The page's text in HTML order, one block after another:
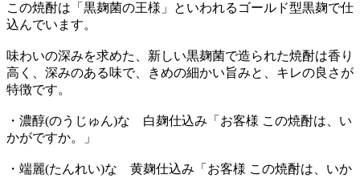
この焼酎は「黒麹菌の王様」といわれるゴールド型黒麹で仕
込んでいます。
味わいの深みを求めた、新しい黒麹菌で造られた焼酎は香り
高く、深みのある味で、きめの細かい旨みと、キレの良さが
特徴です。
・濃醇(のうじゅん)な 白麹仕込み「お客様 この焼酎は、い
かがですか。」
・端麗(たんれい)な 黄麹仕込み「お客様 この焼酎は、いか